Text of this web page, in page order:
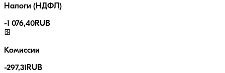
Налоги (НДФЛ)
-1 076,40RUB
Комиссии
-297,31 RUB